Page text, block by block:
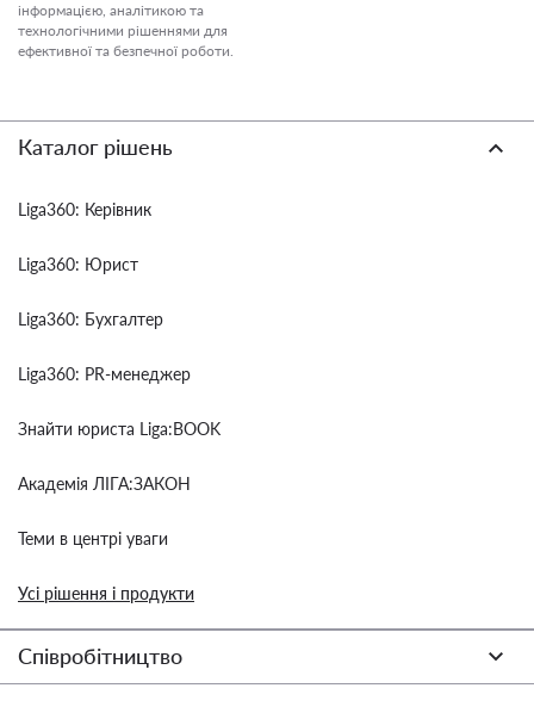
інформацією, аналітикою та
технологічними рішеннями для
ефективної та безпечної роботи.
Каталог рішень
Liga360: Керівник
Liga360: Юрист
Liga360: Бухгалтер
Liga360: PR-менеджер
Знайти юриста Liga:BOOK
Академія ЛІГА:ЗАКОН
Теми в центрі уваги
Усі рішення і продукти
Співробітництво